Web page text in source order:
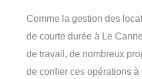
Comme la gestion des
de courte durée à Le
de travail, de nombreux
de confier ces opérations à